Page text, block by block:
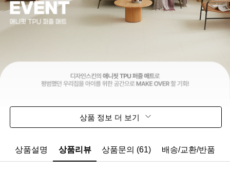
상품 정보 더 보기
상품설명 상품리뷰 상품문의 (61) 배송/교환/반품